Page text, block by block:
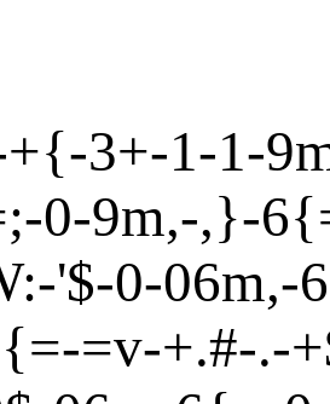
+{-3+-1-1-
-0-9m,-,}-6{
-'$-0-06m,-
=-=v-+.#-.-